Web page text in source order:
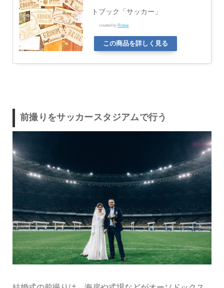
トブック「サッカー」
created by Rinker
この商品を詳しく見る
前撮りをサッカースタジアムで行う